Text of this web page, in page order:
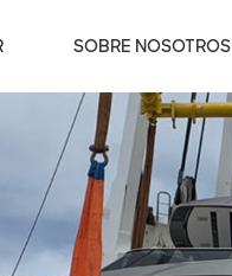
SOBRE NOSOTROS